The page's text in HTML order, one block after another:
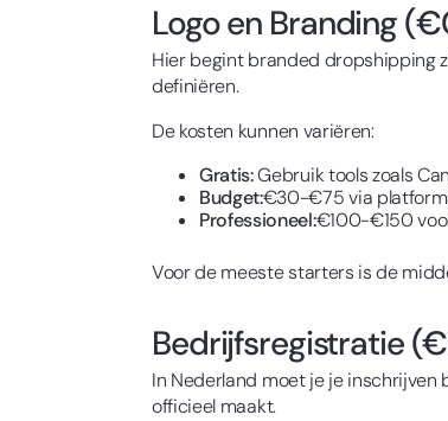
Logo en Branding
Hier begint branded dropshipping
definiëren.
De kosten kunnen variëren:
Gratis:Gebruik tools zoals
Budget:€30-€75 via
Professioneel:€100-€150
Voor de meeste starters is de
Bedrijfsregistratie
In Nederland moet je je
officieel maakt.